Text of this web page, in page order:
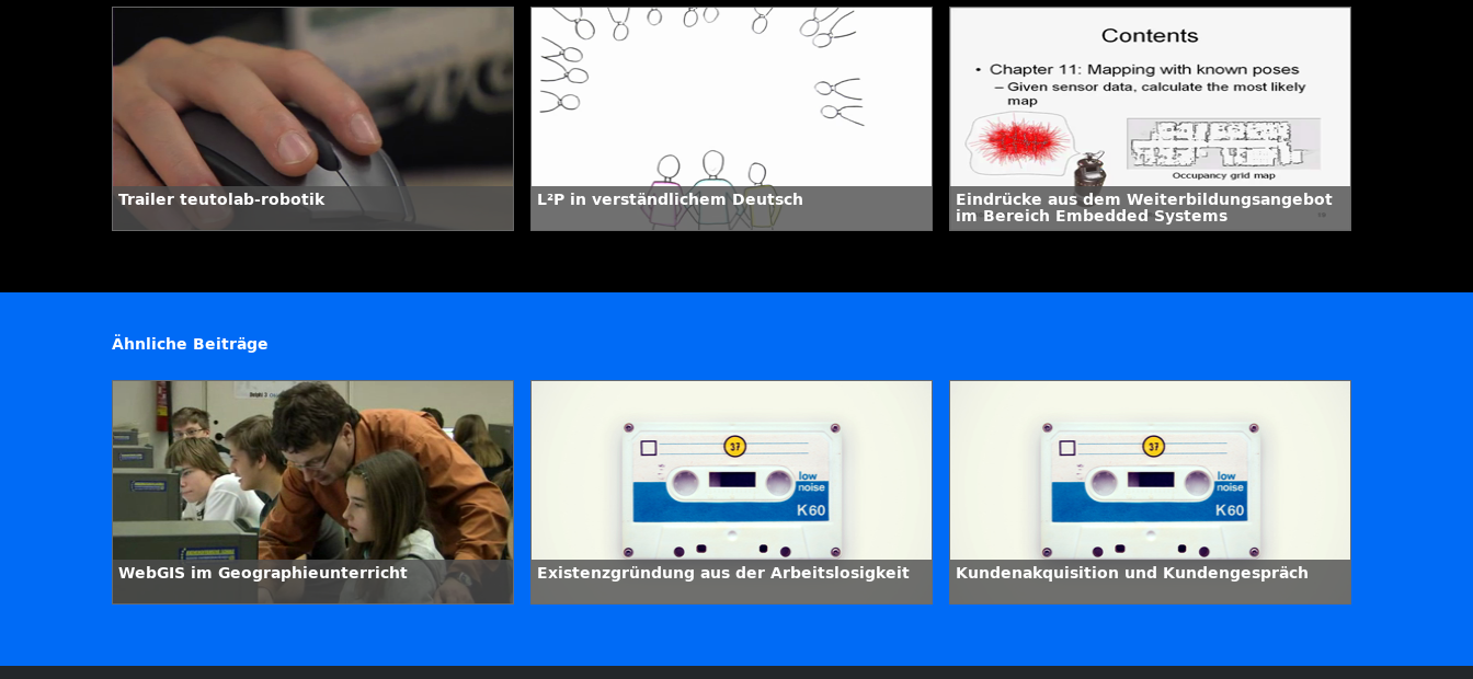
Trailer teutolab-robotik L²P in verständlichem Deutsch
Eindrücke aus dem Weiterbildungsangebot
im Bereich Embedded Systems
Ähnliche Beiträge
WebGIS im Geographieunterricht Existenzgründung aus der Arbeitslosigkeit Kundenakquisition und Kundengespräch